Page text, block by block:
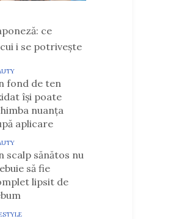
ce
i se potrivește
fond de ten
își poate
nuanța
aplicare
scalp sănătos nu
să fie
lipsit de